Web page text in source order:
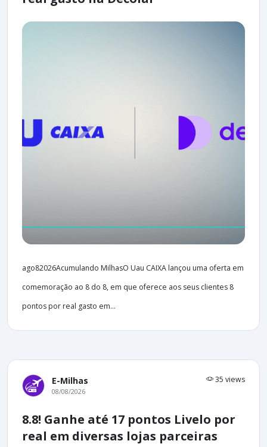
ago82026Acumulando MilhasO Uau CAIXA lançou uma oferta em
comemoração ao 8 do 8, em que oferece aos seus clientes 8
pontos por real gasto em...
E-Milhas 35 views
08/08/2026
8.8! Ganhe até 17 pontos Livelo por
real em diversas lojas parceiras